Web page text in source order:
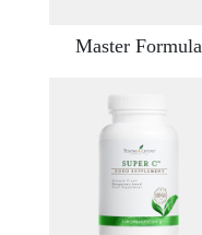
Master Formula